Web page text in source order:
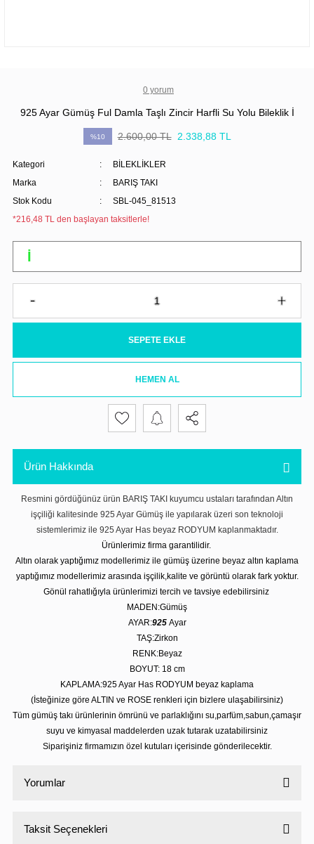
0 yorum
925 Ayar Gümüş Ful Damla Taşlı Zincir Harfli Su Yolu Bileklik İ
%10 2.600,00 TL 2.338,88 TL
Kategori
BİLEKLİKLER
Marka
BARIŞ TAKI
Stok Kodu
SBL-045_81513
*216,48 TL den başlayan taksitlerle!
SEPETE EKLE
HEMEN AL
Ürün Hakkında
Resmini gördüğünüz ürün BARIŞ TAKI kuyumcu ustaları tarafından Altın
işçiliği kalitesinde 925 Ayar Gümüş ile yapılarak üzeri son teknoloji
sistemlerimiz ile 925 Ayar Has beyaz RODYUM kaplanmaktadır.
Ürünlerimiz firma garantilidir.
Altın olarak yaptığımız modellerimiz ile gümüş üzerine beyaz altın kaplama
yaptığımız modellerimiz arasında işçilik,kalite ve görüntü olarak fark yoktur.
Gönül rahatlığıyla ürünlerimizi tercih ve tavsiye edebilirsiniz
MADEN:Gümüş
AYAR:925 Ayar
TAŞ:Zirkon
RENK:Beyaz
BOYUT: 18 cm
KAPLAMA:925 Ayar Has RODYUM beyaz kaplama
(İsteğinize göre ALTIN ve ROSE renkleri için bizlere ulaşabilirsiniz)
Tüm gümüş takı ürünlerinin ömrünü ve parlaklığını su,parfüm,sabun,çamaşır
suyu ve kimyasal maddelerden uzak tutarak uzatabilirsiniz
Siparişiniz firmamızın özel kutuları içerisinde gönderilecektir.
Yorumlar
Taksit Seçenekleri